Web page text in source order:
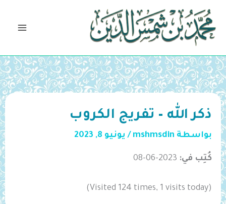
تخطي
المحتوى
ذكر الله – تفريج الكروب
بواسطة mshmsdin
/ يونيو 8, 2023
كُتِب في: 2023-06-08
(Visited 124 times, 1 visits today)